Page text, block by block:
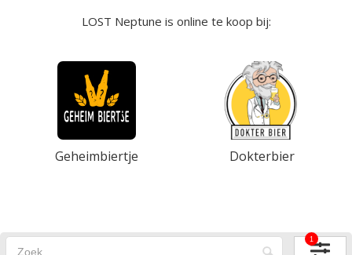
LOST Neptune is online te koop bij:
Geheimbiertje Dokterbier
1